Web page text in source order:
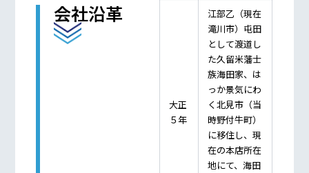
会社沿革
大正
５年
江部乙（現在
滝川市）屯田
として渡道し
た久留米藩士
族海田家、は
っか景気にわ
く北見市（当
時野付牛町）
に移住し、現
在の本店所在
地にて、海田